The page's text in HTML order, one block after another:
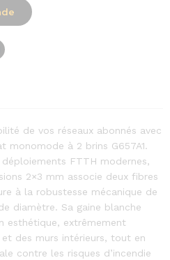
de vos réseaux abonnés avec
à 2 brins G657A1.
FTTH modernes,
2×3 mm associe deux fibres
à la robustesse mécanique de
diamètre. Sa gaine blanche
esthétique, extrêmement
des murs intérieurs, tout en
contre les risques d’incendie